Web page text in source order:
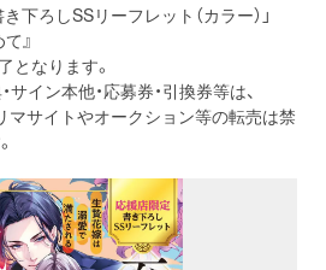
下ろしSSリーフレット（カラー）」
』
となります。
イン本他・応募券・引換券等は、
マサイトやオークション等の転売は禁